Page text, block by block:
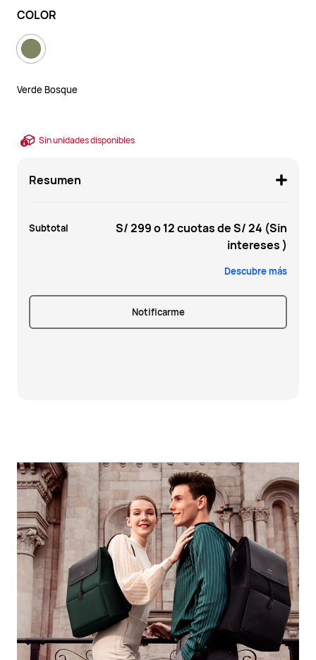
COLOR
Verde Bosque
Sin unidades disponibles
Resumen
Subtotal S/ 299o 12 cuotas deS/ 24 (Sin
intereses )
Descubre más
Notificarme